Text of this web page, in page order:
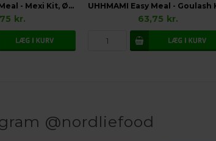
UHHMAMI Easy Meal - Mexi Kit, Økologisk
kr. 63,75 kr.
@nordliefood